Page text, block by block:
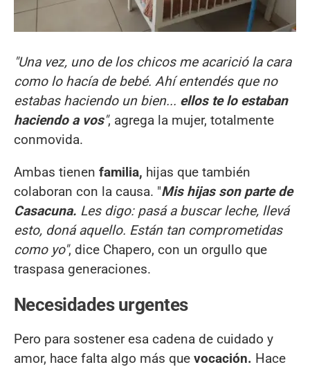
"Una vez, uno de los chicos me acarició la cara
como lo hacía de bebé. Ahí entendés que no
estabas haciendo un bien... ellos te lo estaban
haciendo a vos", agrega la mujer, totalmente
conmovida.
Ambas tienen familia, hijas que también
colaboran con la causa. "Mis hijas son parte de
Casacuna. Les digo: pasá a buscar leche, llevá
esto, doná aquello. Están tan comprometidas
como yo", dice Chapero, con un orgullo que
traspasa generaciones.
Necesidades urgentes
Pero para sostener esa cadena de cuidado y
amor, hace falta algo más que vocación. Hace